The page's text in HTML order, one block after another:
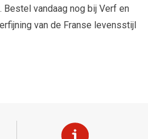
. Bestel vandaag nog bij Verf en
van de Franse levensstijl